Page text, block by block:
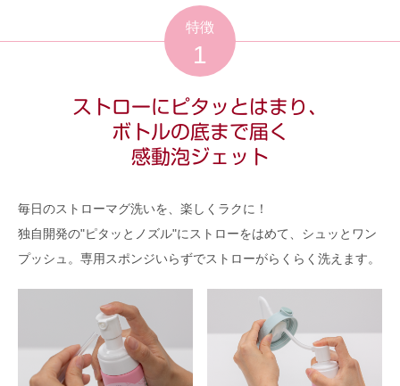
特徴
1
ストローにピタッとはまり、
ボトルの底まで届く
感動泡ジェット
毎日のストローマグ洗いを、楽しくラクに！
独自開発の"ピタッとノズル"にストローをはめて、シュッとワン
プッシュ。専用スポンジいらずでストローがらくらく洗えます。